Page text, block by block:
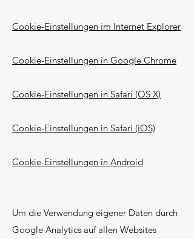
Cookie-Einstellungen im Internet Explorer
Cookie-Einstellungen in Google Chrome
Cookie-Einstellungen in Safari (OS X)
Cookie-Einstellungen in Safari (iOS)
Cookie-Einstellungen in Android
Um die Verwendung eigener Daten durch
Google Analytics auf allen Websites